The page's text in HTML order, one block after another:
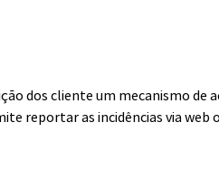
dos cliente um mecanismo de
reportar as incidências via